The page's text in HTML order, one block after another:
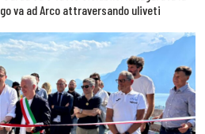
va ad Arco attraversando uliveti